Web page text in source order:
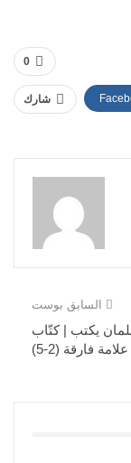
0
شارك
السابق بوست
يكتب | كتّاب
فارقة (2-5)